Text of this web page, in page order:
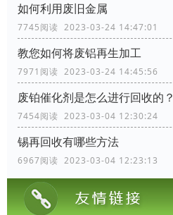
如何利用废旧金属
7745阅读 2023-03-24 14:47:01
教您如何将废铝再生加工
7971阅读 2023-03-24 14:45:56
废铂催化剂是怎么进行回收的？
7454阅读 2023-03-04 12:30:24
锡再回收有哪些方法
6967阅读 2023-03-04 12:23:13